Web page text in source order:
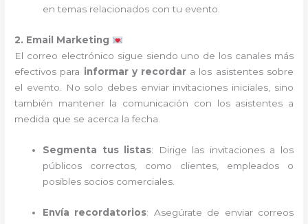
en temas relacionados con tu evento.
2. Email Marketing
El correo electrónico sigue siendo uno de los canales más
efectivos para informar y recordar a los asistentes sobre
el evento. No solo debes enviar invitaciones iniciales, sino
también mantener la comunicación con los asistentes a
medida que se acerca la fecha.
Segmenta tus listas: Dirige las invitaciones a los
públicos correctos, como clientes, empleados o
posibles socios comerciales.
Envía recordatorios: Asegúrate de enviar correos